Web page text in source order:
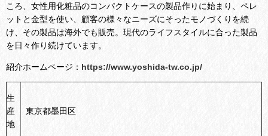
ころ、女性用化粧品のコンパクトケースの製品作りに始まり、ペレ
ットと金型を使い、顧客の様々なニーズにそったモノづくりを続
け、その製品は海外でも販売。現代のライフスタイルに合った製品
を日々作り続けています。
紹介ホームページ： https://www.yoshida-tw.co.jp/
生
産
地
東京都墨田区